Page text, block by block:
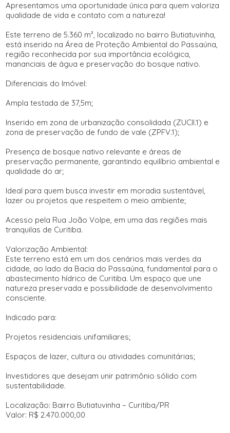
Apresentamos uma oportunidade única para quem valoriza
qualidade de vida e contato com a natureza!
Este terreno de 5.360 m², localizado no bairro Butiatuvinha,
está inserido na Área de Proteção Ambiental do Passaúna,
região reconhecida por sua importância ecológica,
mananciais de água e preservação do bosque nativo.
Diferenciais do Imóvel:
Ampla testada de 37,5m;
Inserido em zona de urbanização consolidada (ZUCII.1) e
zona de preservação de fundo de vale (ZPFV.1);
Presença de bosque nativo relevante e áreas de
preservação permanente, garantindo equilíbrio ambiental e
qualidade do ar;
Ideal para quem busca investir em moradia sustentável,
lazer ou projetos que respeitem o meio ambiente;
Acesso pela Rua João Volpe, em uma das regiões mais
tranquilas de Curitiba.
Valorização Ambiental:
Este terreno está em um dos cenários mais verdes da
cidade, ao lado da Bacia do Passaúna, fundamental para o
abastecimento hídrico de Curitiba. Um espaço que une
natureza preservada e possibilidade de desenvolvimento
consciente.
Indicado para:
Projetos residenciais unifamiliares;
Espaços de lazer, cultura ou atividades comunitárias;
Investidores que desejam unir patrimônio sólido com
sustentabilidade.
Localização: Bairro Butiatuvinha – Curitiba/PR
Valor: R$ 2.470.000,00